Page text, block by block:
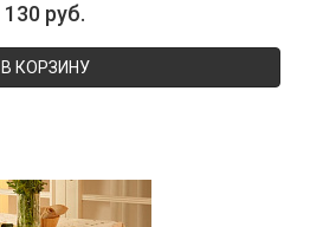
130 руб.
В КОРЗИНУ